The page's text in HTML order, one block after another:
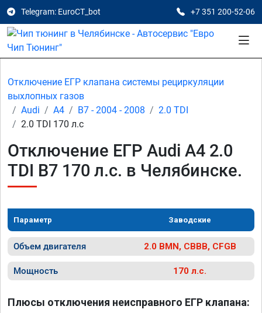
Telegram: EuroCT_bot +7 351 200-52-06
Отключение ЕГР клапана системы рециркуляции
выхлопных газов
Audi
A4 B7 - 2004 - 2008
2.0 TDI
2.0 TDI 170 л.с
Отключение ЕГР Audi A4 2.0
TDI B7 170 л.с. в Челябинске.
Параметр Заводские
Объем двигателя 2.0 BMN, CBBB, CFGB
Мощность 170 л.с.
Плюсы отключения неисправного ЕГР клапана: